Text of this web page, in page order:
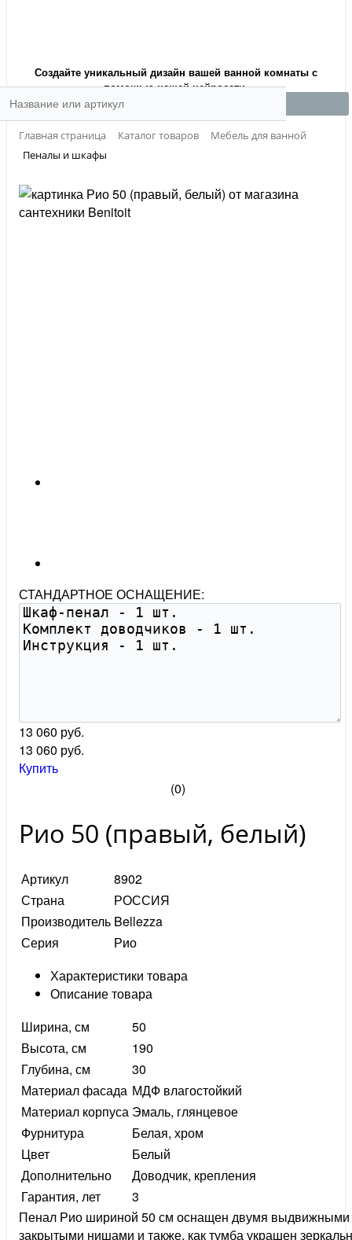
Создайте уникальный дизайн вашей ванной комнаты с
помощью нашей нейросети.
Главная страница Каталог товаров
Мебель для ванной
Пеналы и шкафы
СТАНДАРТНОЕ ОСНАЩЕНИЕ:
13 060 руб.
13 060 руб.
Купить
(0)
Рио 50 (правый, белый)
Артикул
8902
Страна
РОССИЯ
Производитель Bellezza
Серия
Рио
Характеристики товара
Описание товара
Ширина, см
50
Высота, см
190
Глубина, см
30
Материал фасада МДФ влагостойкий
Материал корпуса Эмаль, глянцевое
Фурнитура
Белая, хром
Цвет
Белый
Дополнительно
Доводчик, крепления
Гарантия, лет
3
Пенал Рио шириной 50 см оснащен двумя
закрытыми нишами и также, как тумба украшен